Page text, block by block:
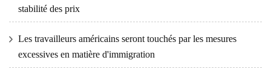
stabilité des prix
Les travailleurs américains seront touchés par les mesures
excessives en matière d'immigration